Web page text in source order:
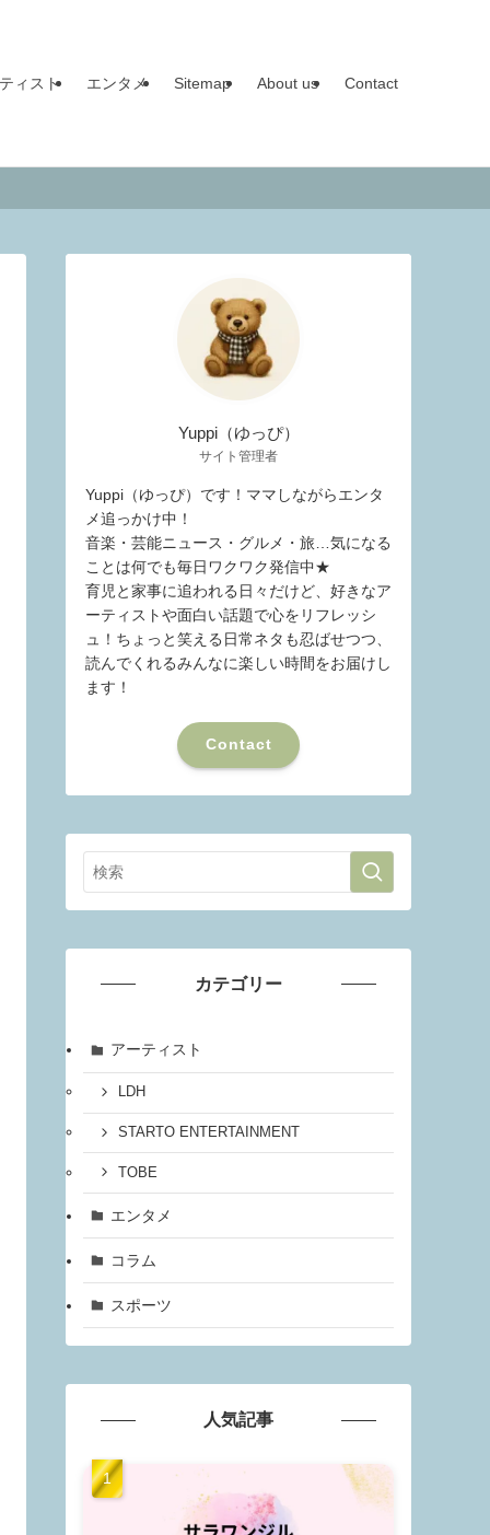
ィスト エンタメ Sitemap About us Contact
Yuppi（ゆっぴ）
サイト管理者
Yuppi（ゆっぴ）です！ママしながらエンタ
メ追っかけ中！
音楽・芸能ニュース・グルメ・旅…気になる
ことは何でも毎日ワクワク発信中★
育児と家事に追われる日々だけど、好きなア
ーティストや面白い話題で心をリフレッシ
ュ！ちょっと笑える日常ネタも忍ばせつつ、
読んでくれるみんなに楽しい時間をお届けし
ます！
Contact
カテゴリー
アーティスト
LDH
STARTO ENTERTAINMENT
TOBE
エンタメ
コラム
スポーツ
人気記事